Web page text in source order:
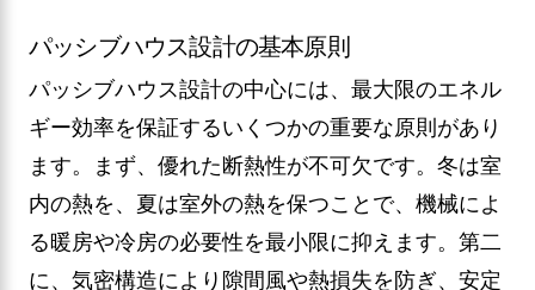
パッシブハウス設計の基本原則
パッシブハウス設計の中心には、最大限のエネル
ギー効率を保証するいくつかの重要な原則があり
ます。まず、優れた断熱性が不可欠です。冬は室
内の熱を、夏は室外の熱を保つことで、機械によ
る暖房や冷房の必要性を最小限に抑えます。第二
に、気密構造により隙間風や熱損失を防ぎ、安定